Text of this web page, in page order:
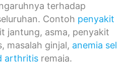
terhadap
Contoh penyakit
jantung, asma, penyakit
masalah ginjal, anemia sel
arthritis remaja.